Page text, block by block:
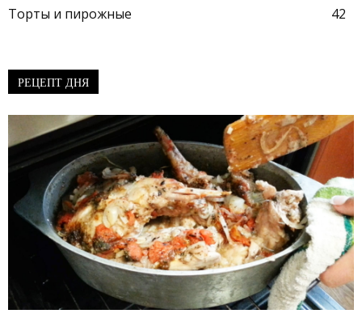
Торты и пирожные
42
РЕЦЕПТ ДНЯ